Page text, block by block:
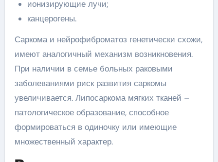
ионизирующие лучи;
канцерогены.
Саркома и нейрофиброматоз генетически схожи,
имеют аналогичный механизм возникновения.
При наличии в семье больных раковыми
заболеваниями риск развития саркомы
увеличивается. Липосаркома мягких тканей –
патологическое образование, способное
формироваться в одиночку или имеющие
множественный характер.